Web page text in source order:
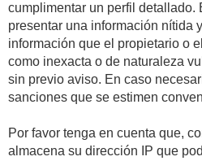
cumplimentar un perfil detallado.
presentar una información nítida
información que el propietario o
como inexacta o de naturaleza
sin previo aviso. En caso
sanciones que se estimen
Por favor tenga en cuenta que,
almacena su dirección IP que